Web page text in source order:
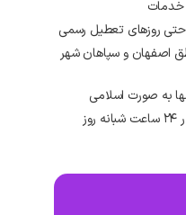
خدمات
اصفهان و سپاهان شهر
به صورت اسلامی